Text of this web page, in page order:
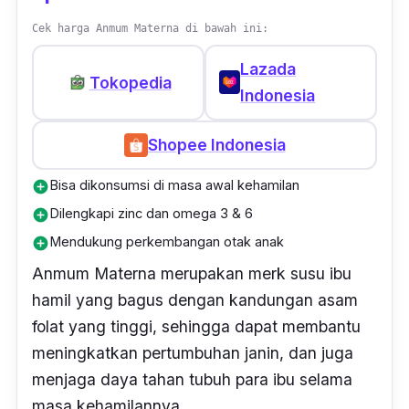
Cek harga Anmum Materna di bawah ini:
Tokopedia
Lazada
Indonesia
Shopee Indonesia
add_circleBisa dikonsumsi di masa awal kehamilan
add_circleDilengkapi zinc dan omega 3 & 6
add_circleMendukung perkembangan otak anak
Anmum Materna merupakan merk susu ibu
hamil yang bagus dengan kandungan asam
folat yang tinggi, sehingga dapat membantu
meningkatkan pertumbuhan janin, dan juga
menjaga daya tahan tubuh para ibu selama